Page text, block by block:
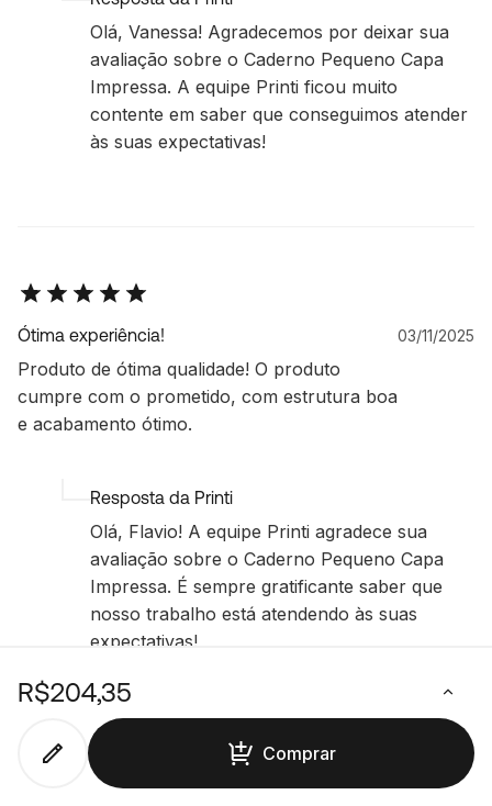
R$204,35
Comprar
Olá, Vanessa! Agradecemos por deixar sua
avaliação sobre o Caderno Pequeno Capa
Impressa. A equipe Printi ficou muito
contente em saber que conseguimos atender
às suas expectativas!
Ótima experiência!
Produto de ótima qualidade! O produto
cumpre com o prometido, com estrutura boa
e acabamento ótimo.
03/11/2025
Resposta da Printi
Olá, Flavio! A equipe Printi agradece sua
avaliação sobre o Caderno Pequeno Capa
Impressa. É sempre gratificante saber que
nosso trabalho está atendendo às suas
expectativas!